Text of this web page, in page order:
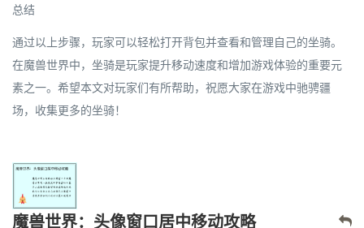
总结
通过以上步骤，玩家可以轻松打开背包并查看和管理自己的坐骑。
在魔兽世界中，坐骑是玩家提升移动速度和增加游戏体验的重要元
素之一。希望本文对玩家们有所帮助，祝愿大家在游戏中驰骋疆
场，收集更多的坐骑！
魔兽世界：头像窗口居中移动攻略